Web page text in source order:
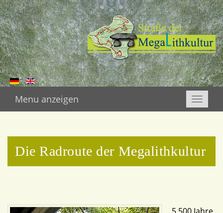
Toggle
Menu anzeigen
Die Radroute der Megalithkultur